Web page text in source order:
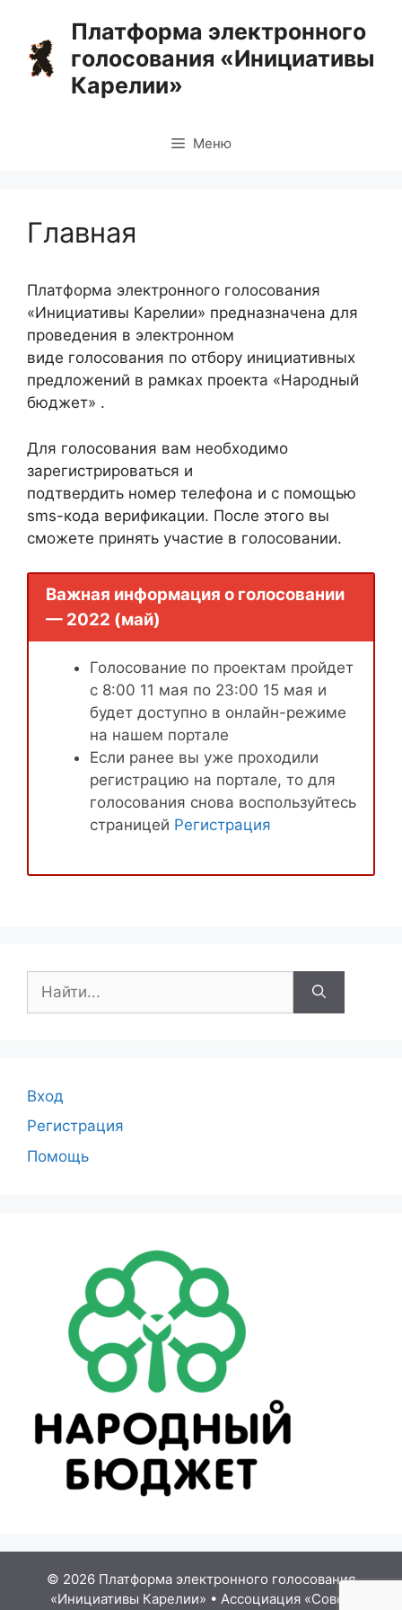
содержимому
Платформа электронного
голосования «Инициативы
Карелии»
Меню
Главная
Платформа электронного голосования
«Инициативы Карелии» предназначена для
проведения в электронном
виде голосования по отбору инициативных
предложений в рамках проекта «Народный
бюджет» .
Для голосования вам необходимо
зарегистрироваться и
подтвердить номер телефона и с помощью
sms-кода верификации. После этого вы
сможете принять участие в голосовании.
Важная информация о голосовании
— 2022 (май)
Голосование по проектам пройдет
с 8:00 11 мая по 23:00 15 мая и
будет доступно в онлайн-режиме
на нашем портале
Если ранее вы уже проходили
регистрацию на портале, то для
голосования снова воспользуйтесь
страницей Регистрация
Вход
Регистрация
Помощь
© 2026 Платформа электронного голосования
«Инициативы Карелии» • Ассоциация «Совет